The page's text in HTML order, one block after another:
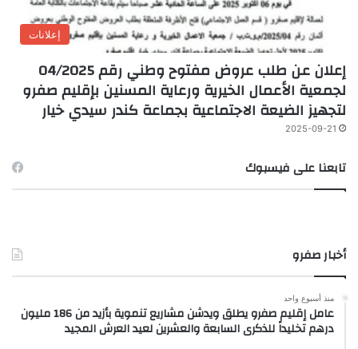
إعلانات
إعلان عن طلب عروض مفتوح وطني رقم 04/2025
لجمعية الأعمال الخيرية ورعاية المسنين بإقليم صفرو
لتجهيز الضيعة الاجتماعية بجماعة كندر سيدي خيار
2025-09-21
تابعنا على فيسبوك
أخبار صفرو
منذ أسبوع واحد
عامل إقليم صفرو يطلق ويدشن مشاريع تنموية بأزيد من 186 مليون
درهم تخليداً للذكرى السابعة والعشرين لعيد العرش المجيد